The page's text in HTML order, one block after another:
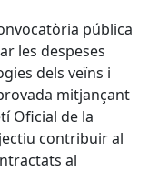
pública
les despeses
dels veïns i
mitjançant
Oficial de la
contribuir al
al